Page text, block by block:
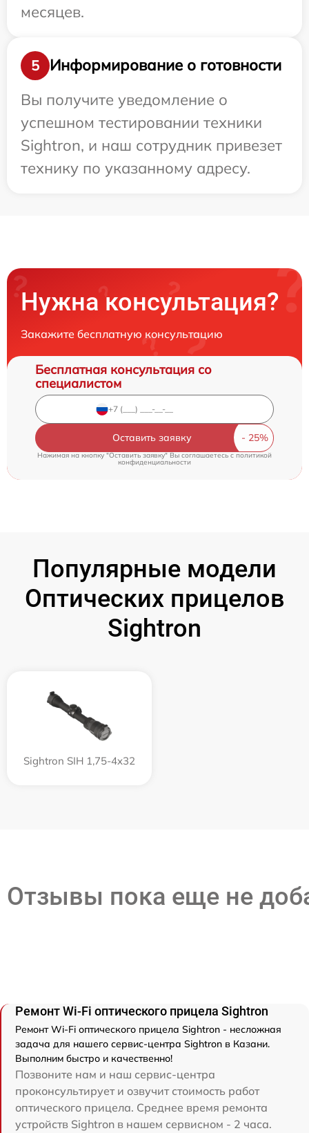
месяцев.
5
Информирование о готовности
Вы получите уведомление о
успешном тестировании техники
Sightron, и наш сотрудник привезет
технику по указанному адресу.
Нужна консультация?
Закажите бесплатную консультацию
Бесплатная консультация со
специалистом
Оставить заявку
Нажимая на кнопку "Оставить заявку" Вы соглашаетесь cполитикой
конфиденциальности
Популярные модели
Оптических прицелов
Sightron
Sightron SIH 1,75-4x32
Отзывы пока еще не
Ремонт Wi-Fi оптического прицела Sightron
Ремонт Wi-Fi оптического прицела Sightron - несложная
задача для нашего сервис-центра Sightron в Казани.
Выполним быстро и качественно!
Позвоните нам и наш сервис-центра
проконсультирует и озвучит стоимость работ
оптического прицела. Среднее время ремонта
устройств Sightron в нашем сервисном - 2 часа.